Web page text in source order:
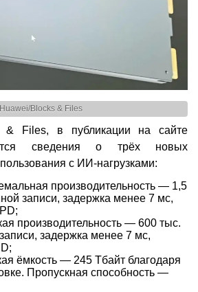
Blocks & Files
& Files, в публикации на сайте
сведения о трёх новых
с ИИ-нагрузками:
производительность — 1,5
записи, задержка менее 7 мс,
производительность — 600 тыс.
задержка менее 7 мс,
ёмкость — 245 Тбайт благодаря
Пропускная способность —